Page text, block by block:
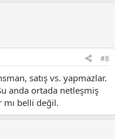
#8
satış vs. yapmazlar.
anda ortada netleşmiş
belli değil.